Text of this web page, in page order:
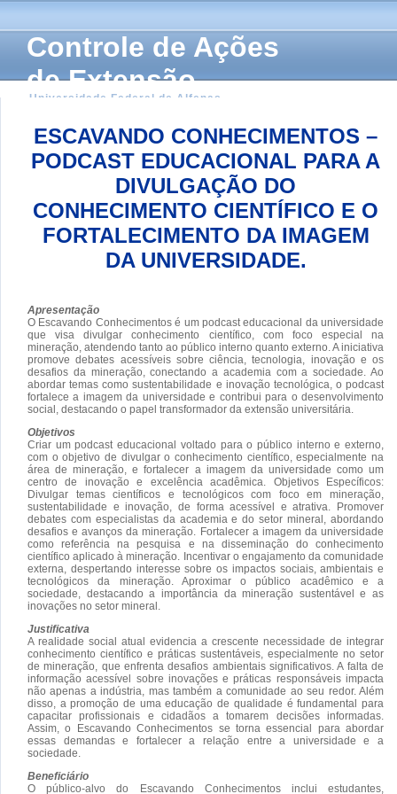
Controle de Ações
de Extensão
Universidade Federal de Alfenas
ESCAVANDO CONHECIMENTOS –
PODCAST EDUCACIONAL PARA A
DIVULGAÇÃO DO
CONHECIMENTO CIENTÍFICO E O
FORTALECIMENTO DA IMAGEM
DA UNIVERSIDADE.
Apresentação
O Escavando Conhecimentos é um podcast educacional da universidade
que visa divulgar conhecimento científico, com foco especial na
mineração, atendendo tanto ao público interno quanto externo. A iniciativa
promove debates acessíveis sobre ciência, tecnologia, inovação e os
desafios da mineração, conectando a academia com a sociedade. Ao
abordar temas como sustentabilidade e inovação tecnológica, o podcast
fortalece a imagem da universidade e contribui para o desenvolvimento
social, destacando o papel transformador da extensão universitária.
Objetivos
Criar um podcast educacional voltado para o público interno e externo,
com o objetivo de divulgar o conhecimento científico, especialmente na
área de mineração, e fortalecer a imagem da universidade como um
centro de inovação e excelência acadêmica. Objetivos Específicos:
Divulgar temas científicos e tecnológicos com foco em mineração,
sustentabilidade e inovação, de forma acessível e atrativa. Promover
debates com especialistas da academia e do setor mineral, abordando
desafios e avanços da mineração. Fortalecer a imagem da universidade
como referência na pesquisa e na disseminação do conhecimento
científico aplicado à mineração. Incentivar o engajamento da comunidade
externa, despertando interesse sobre os impactos sociais, ambientais e
tecnológicos da mineração. Aproximar o público acadêmico e a
sociedade, destacando a importância da mineração sustentável e as
inovações no setor mineral.
Justificativa
A realidade social atual evidencia a crescente necessidade de integrar
conhecimento científico e práticas sustentáveis, especialmente no setor
de mineração, que enfrenta desafios ambientais significativos. A falta de
informação acessível sobre inovações e práticas responsáveis impacta
não apenas a indústria, mas também a comunidade ao seu redor. Além
disso, a promoção de uma educação de qualidade é fundamental para
capacitar profissionais e cidadãos a tomarem decisões informadas.
Assim, o Escavando Conhecimentos se torna essencial para abordar
essas demandas e fortalecer a relação entre a universidade e a
sociedade.
Beneficiário
O público-alvo do Escavando Conhecimentos inclui estudantes,